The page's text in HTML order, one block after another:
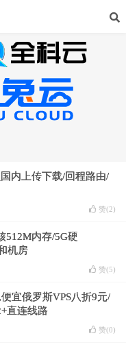
内上传下载/回程路由/
赞(2)
512M内存/5G硬
机房
赞(5)
宜俄罗斯VPS八折9元/
直连线路
赞(0)